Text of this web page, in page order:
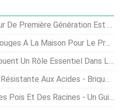
Est Passé De 6 À 600 Acres En Quatre Ans
À La Maison Pour Le Profit
Essentiel Dans Le Bien-Être Animal
Résistante Aux Acides Brique Résistante Aux Acides
- Un Guide Sur La Résistance Aux Nématodes Des Pois